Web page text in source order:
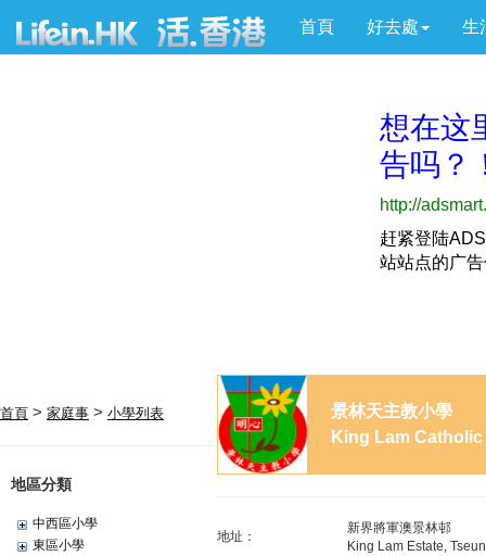
首頁 好去處 生
首頁 > 家庭事 > 小學列表
地區分類
中西區小學
東區小學
景林天主教小學
King Lam
地址：
新界將軍澳景林邨
King Lam Estate,